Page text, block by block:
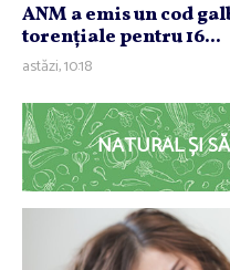
ANM a emis un cod
torenţiale pentru 16...
astăzi, 10:18
NATURAL ȘI